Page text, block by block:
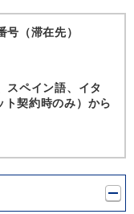
（滞在先）
スペイン語、イタ
ト契約時のみ）から